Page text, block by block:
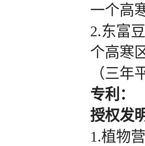
一个高
2.东富
个高寒
（三年
专利：
授权发
1.植物